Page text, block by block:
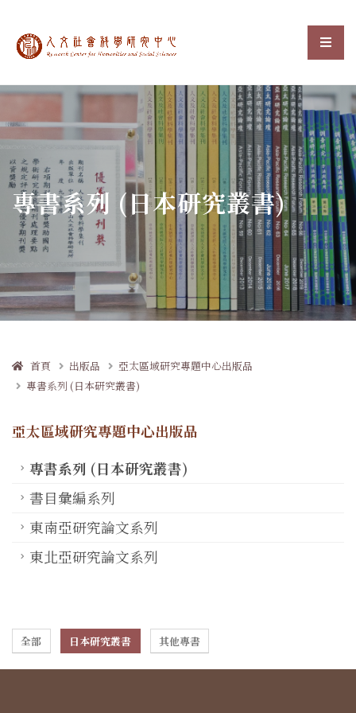
中央研究院人文社會科選
:::
專書系列 (日本研究叢書)
首頁 出版品
亞太區域研究專題中心出版品
專書系列 (日本研究叢書)
亞太區域研究專題中心出版品
專書系列 (日本研究叢書)
書目彙編系列
東南亞研究論文系列
東北亞研究論文系列
全部 日本研究叢書 其他專書